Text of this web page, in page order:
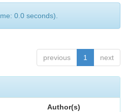
0.0 seconds).
previous 1 next
Author(s)